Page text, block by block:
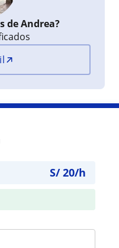
de Andrea?
S/20/h